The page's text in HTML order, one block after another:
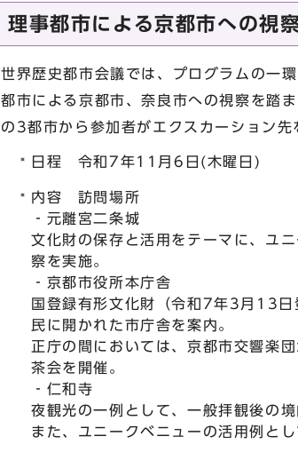
理事都市による京都市への視
世界歴史都市会議では、プログラムの一
都市による京都市、奈良市への視察を踏
の3都市から参加者がエクスカーション先
日程 令和7年11月6日(木曜日)
内容 訪問場所
‐元離宮二条城
文化財の保存と活用をテーマに、ユ
察を実施。
‐京都市役所本庁舎
国登録有形文化財（令和7年3月13日
民に開かれた市庁舎を案内。
正庁の間においては、京都市交響楽
茶会を開催。
‐仁和寺
夜観光の一例として、一般拝観後の境
また、ユニークベニューの活用例と